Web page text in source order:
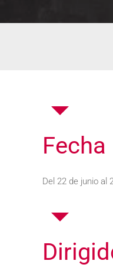
Fecha
Del 22 de junio al